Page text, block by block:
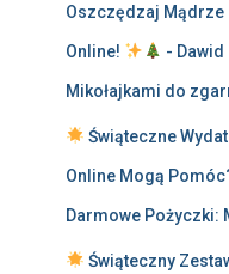
Oszczędzaj Mądrze
Online! -
Mikołajkami do
Świąteczne
Online Mogą
Darmowe Pożyczki:
Świąteczny